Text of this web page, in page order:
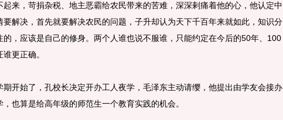
起来，苛捐杂税、地主恶霸给农民带来的苦难，深深剌痛着他的心，他认定中
要解决，首先就要解决农民的问题，子升却认为天下千百年来就如此，知识分
的，应该是自己的修身。两个人谁也说不服谁，只能约定在今后的50年、100
更正确。
始了，孔校长决定开办工人夜学，毛泽东主动请缨，他提出由学友会接办
，也算是给高年级的师范生一个教育实践的机会。